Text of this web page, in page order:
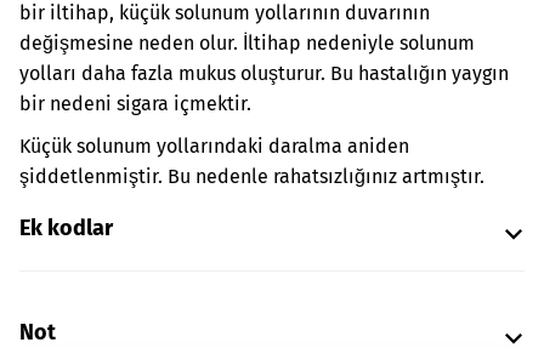
bir iltihap, küçük solunum yollarının duvarının
değişmesine neden olur. İltihap nedeniyle solunum
yolları daha fazla mukus oluşturur. Bu hastalığın yaygın
bir nedeni sigara içmektir.
Küçük solunum yollarındaki daralma aniden
şiddetlenmiştir. Bu nedenle rahatsızlığınız artmıştır.
Ek kodlar
Not